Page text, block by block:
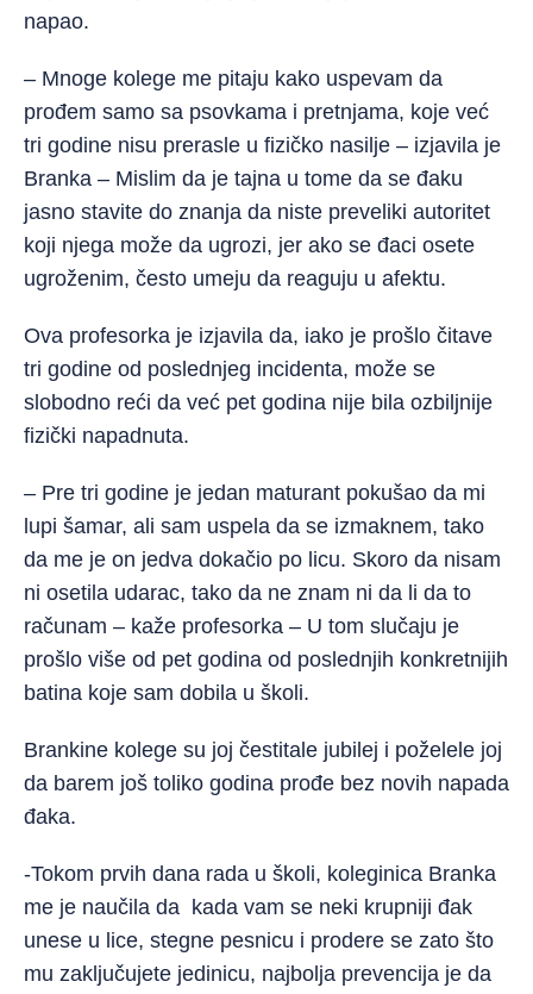
napao.
– Mnoge kolege me pitaju kako uspevam da
prođem samo sa psovkama i pretnjama, koje već
tri godine nisu prerasle u fizičko nasilje – izjavila je
Branka – Mislim da je tajna u tome da se đaku
jasno stavite do znanja da niste preveliki autoritet
koji njega može da ugrozi, jer ako se đaci osete
ugroženim, često umeju da reaguju u afektu.
Ova profesorka je izjavila da, iako je prošlo čitave
tri godine od poslednjeg incidenta, može se
slobodno reći da već pet godina nije bila ozbiljnije
fizički napadnuta.
– Pre tri godine je jedan maturant pokušao da mi
lupi šamar, ali sam uspela da se izmaknem, tako
da me je on jedva dokačio po licu. Skoro da nisam
ni osetila udarac, tako da ne znam ni da li da to
računam – kaže profesorka – U tom slučaju je
prošlo više od pet godina od poslednjih konkretnijih
batina koje sam dobila u školi.
Brankine kolege su joj čestitale jubilej i poželele joj
da barem još toliko godina prođe bez novih napada
đaka.
-Tokom prvih dana rada u školi, koleginica Branka
me je naučila da kada vam se neki krupniji đak
unese u lice, stegne pesnicu i prodere se zato što
mu zaključujete jedinicu, najbolja prevencija je da